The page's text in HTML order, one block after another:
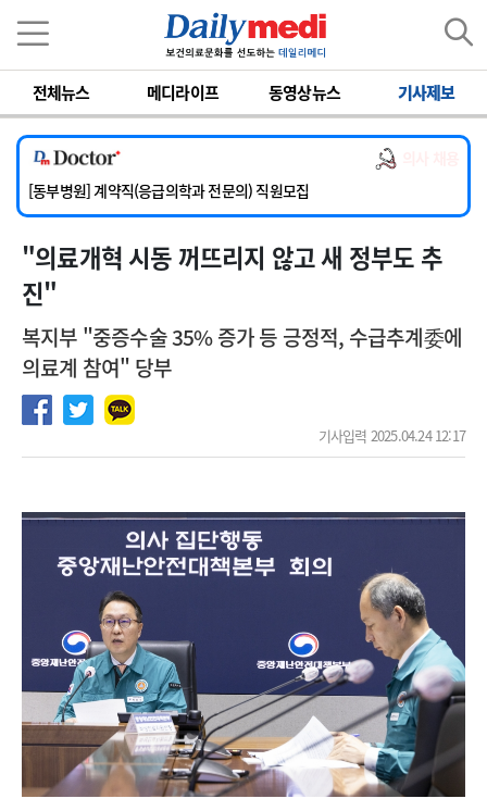
전체뉴스 메디라이프 동영상뉴스 기사제보
[서울아산병원] 2026년 하반기 인턴 모집
[영남대학교의료원] 마취통증의학과 임기제 임상의사 채용
[충남대학교병원] 소아청소년과(소아응급전담) 계약직 의사 공개채용
[동부병원] 계약직(응급의학과 전문의) 직원모집
[이대목동병원] 하반기 전공의(레지던트1년차) 모집
[서울아산병원] 2026년 하반기 인턴 모집
[영남대학교의료원] 마취통증의학과 임기제 임상의사 채용
"의료개혁 시동 꺼뜨리지 않고 새 정부도 추
진"
복지부 "중증수술 35% 증가 등 긍정적, 수급추계委에
의료계 참여" 당부
기사입력 2025.04.24 12:17